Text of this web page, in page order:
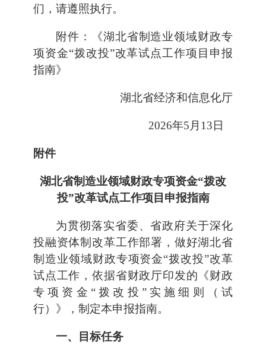
们，请遵照执行。
附件：《湖北省制造业领域财政专
项资金“拨改投”改革试点工作项目申报
指南》
湖北省经济和信息化厅
2026年5月13日
附件
湖北省制造业领域财政专项资金“拨改
投”改革试点工作项目申报指南
为贯彻落实省委、省政府关于深化
投融资体制改革工作部署，做好湖北省
制造业领域财政专项资金“拨改投”改革
试点工作，依据省财政厅印发的《财政
专项资金“拨改投”实施细则（试
行）》，制定本申报指南。
一、目标任务